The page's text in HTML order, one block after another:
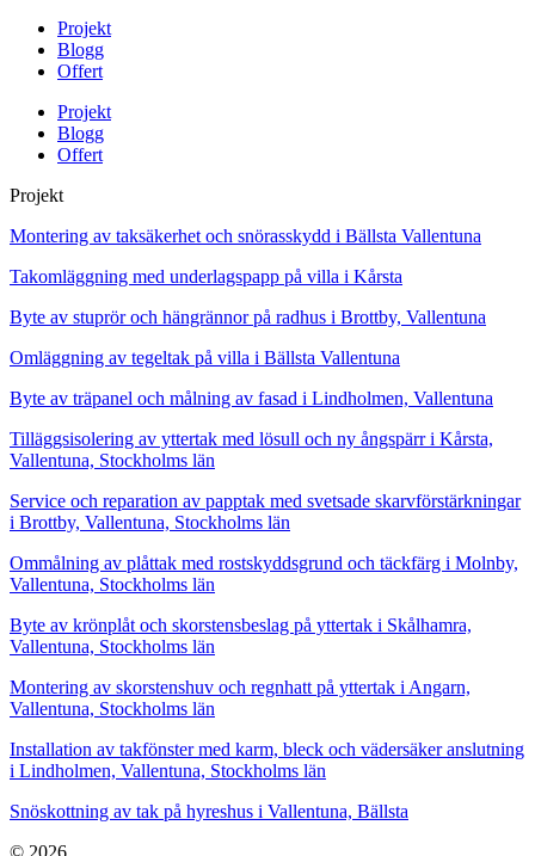
Projekt
Blogg
Offert
Projekt
Blogg
Offert
Projekt
Montering av taksäkerhet och snörasskydd i Bällsta Vallentuna
Takomläggning med underlagspapp på villa i Kårsta
Byte av stuprör och hängrännor på radhus i Brottby, Vallentuna
Omläggning av tegeltak på villa i Bällsta Vallentuna
Byte av träpanel och målning av fasad i Lindholmen, Vallentuna
Tilläggsisolering av yttertak med lösull och ny ångspärr i Kårsta,
Vallentuna, Stockholms län
Service och reparation av papptak med svetsade skarvförstärkningar
i Brottby, Vallentuna, Stockholms län
Ommålning av plåttak med rostskyddsgrund och täckfärg i Molnby,
Vallentuna, Stockholms län
Byte av krönplåt och skorstensbeslag på yttertak i Skålhamra,
Vallentuna, Stockholms län
Montering av skorstenshuv och regnhatt på yttertak i Angarn,
Vallentuna, Stockholms län
Installation av takfönster med karm, bleck och vädersäker anslutning
i Lindholmen, Vallentuna, Stockholms län
Snöskottning av tak på hyreshus i Vallentuna, Bällsta